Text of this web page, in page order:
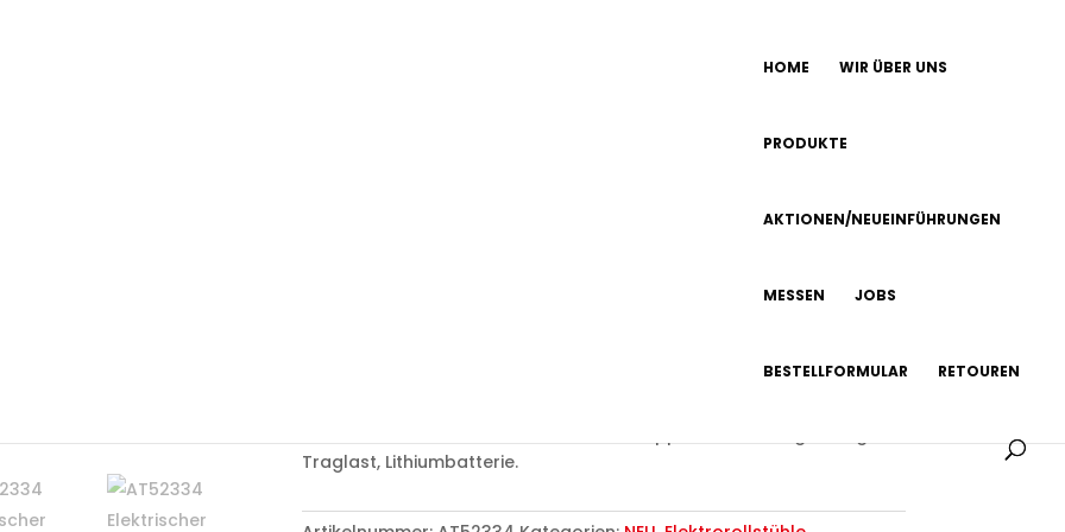
HOME WIR ÜBER UNS
PRODUKTE
AKTIONEN/NEUEINFÜHRUNGEN
MESSEN JOBS
BESTELLFORMULAR RETOUREN
AT52334 Elektrischer
Traglast, Lithiumbatterie.